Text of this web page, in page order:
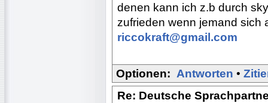
denen kann ich z.b durch
zufrieden wenn jemand sich
riccokraft@gmail.com
Optionen: Antworten •
Re: Deutsche